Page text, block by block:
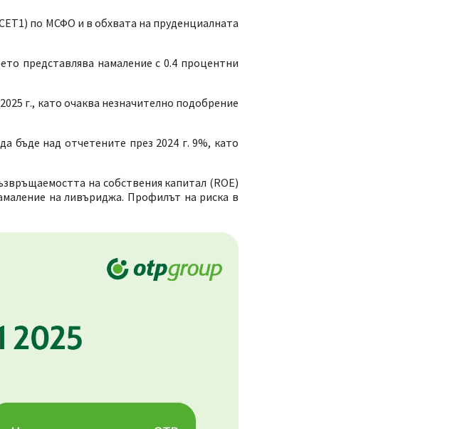
по МСФО и в обхвата на пруденциалната
представлява намаление с 0.4 процентни
г., като очаква незначително подобрение
бъде над отчетените през 2024 г. 9%, като
на собствения капитал (ROE)
на ливъриджа. Профилът на риска в